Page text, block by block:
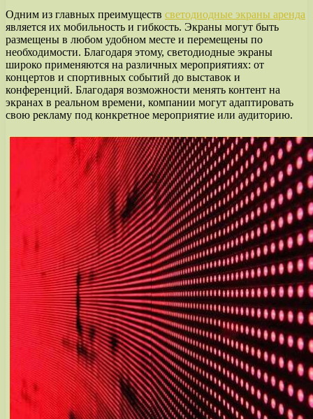
Одним из главных преимуществ светодиодные экраны аренда
является их мобильность и гибкость. Экраны могут быть
размещены в любом удобном месте и перемещены по
необходимости. Благодаря этому, светодиодные экраны
широко применяются на различных мероприятиях: от
концертов и спортивных событий до выставок и
конференций. Благодаря возможности менять контент на
экранах в реальном времени, компании могут адаптировать
свою рекламу под конкретное мероприятие или аудиторию.